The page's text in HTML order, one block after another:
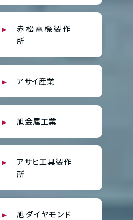
赤松電機製作
所
アサイ産業
旭金属工業
アサヒ工具製作
所
旭ダイヤモンド